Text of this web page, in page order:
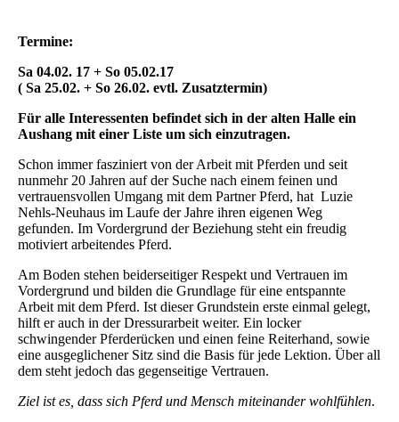
Termine:
Sa 04.02. 17 + So 05.02.17
( Sa 25.02. + So 26.02. evtl. Zusatztermin)
Für alle Interessenten befindet sich in der alten Halle ein
Aushang mit einer Liste um sich einzutragen.
Schon immer fasziniert von der Arbeit mit Pferden und seit
nunmehr 20 Jahren auf der Suche nach einem feinen und
vertrauensvollen Umgang mit dem Partner Pferd, hat Luzie
Nehls-Neuhaus im Laufe der Jahre ihren eigenen Weg
gefunden. Im Vordergrund der Beziehung steht ein freudig
motiviert arbeitendes Pferd.
Am Boden stehen beiderseitiger Respekt und Vertrauen im
Vordergrund und bilden die Grundlage für eine entspannte
Arbeit mit dem Pferd. Ist dieser Grundstein erste einmal gelegt,
hilft er auch in der Dressurarbeit weiter. Ein locker
schwingender Pferderücken und einen feine Reiterhand, sowie
eine ausgeglichener Sitz sind die Basis für jede Lektion. Über all
dem steht jedoch das gegenseitige Vertrauen.
Ziel ist es, dass sich Pferd und Mensch miteinander wohlfühlen.